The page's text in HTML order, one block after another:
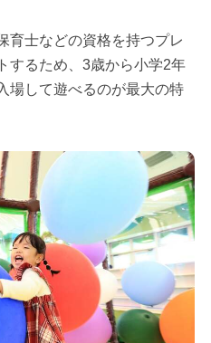
育士などの資格を持つプレ
するため、3歳から小学2年
場して遊べるのが最大の特